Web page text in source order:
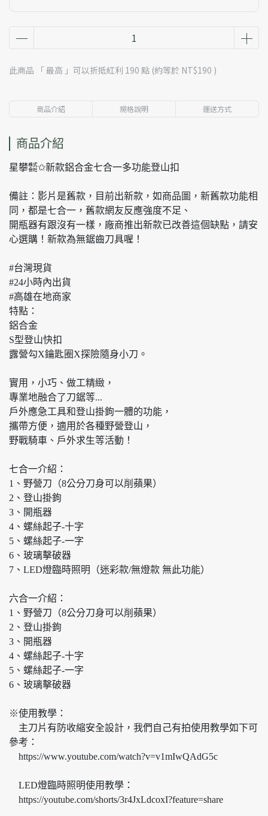
此商品 「 最高 」可以折抵紅利 190 點 (約等於 NT$190 )
商品介紹 規格說明 運送方式
商品介紹
星攀㍿✩新款鋁合金七合一多功能登山扣
備註：影片是舊款，目前出新款，如商品圖，新舊款功能相
同，都是七合一，舊款網友反應強度不足、
開瓶器有跟沒有一樣，廠商推出新款已改善這個缺點，請安
心選購！新款為無鋸齒刀具喔！
#台灣現貨
#24小時內出貨
#高雄在地商家
特點：
鋁合金
S型登山快扣
露營勾X鑰匙圈X探險隨身小刀。
實用，小巧、做工精緻，
專業地融合了刀鋸等...
戶外應急工具和登山掛鉤一體的功能，
攜帶方便，適用於各種野營登山，
野戰騎車、戶外求生等活動！
七合一介紹：
1、野營刀（8公分刀身可以削蘋果）
2、登山掛鉤
3、開瓶器
4、螺絲起子-十字
5、螺絲起子-一字
6、玻璃擊破器
7、LED燈臨時照明（迷彩款/無燈款 無此功能）
六合一介紹：
1、野營刀（8公分刀身可以削蘋果）
2、登山掛鉤
3、開瓶器
4、螺絲起子-十字
5、螺絲起子-一字
6、玻璃擊破器
※使用教學：
主刀片有防收縮安全設計，我們自己有拍使用教學如下可
參考：
https://www.youtube.com/watch?v=v1mIwQAdG5c
LED燈臨時照明使用教學：
https://youtube.com/shorts/3r4JxLdcoxI?feature=share